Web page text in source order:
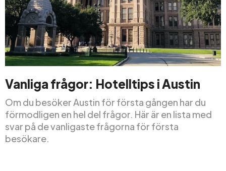
Vanliga frågor: Hotelltips i Austin
Om du besöker Austin för första gången har du
förmodligen en hel del frågor. Här är en lista med
svar på de vanligaste frågorna för första
besökare.